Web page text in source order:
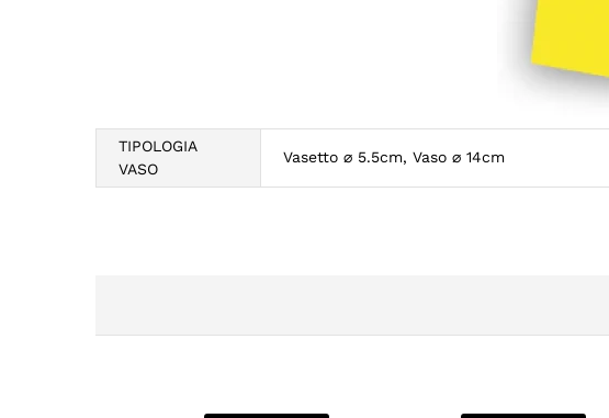
TIPOLOGIA
VASO
Vasetto ⌀ 5.5cm, Vaso ⌀ 14cm